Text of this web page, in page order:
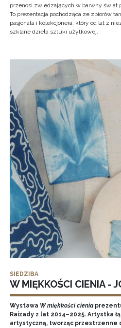
przenosi zwiedzających w barwny świat
To prezentacja pochodząca ze zbiorów
pasjonata i kolekcjonera, który od lat z
szklane dzieła sztuki użytkowej.
SIEDZIBA
W MIĘKKOŚCI CIENIA -
Wystawa W miękkości cienia
Raizady z lat 2014–2025. Artystka
artystyczną, tworząc przestrzenne